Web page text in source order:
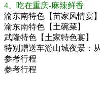
4、吃在重庆-麻辣鲜香
渝东南特色【苗家风情宴】
渝东南特色【土碗菜】
武隆特色【土家特色宴】
特别赠送车游山城夜景：
参考行程
参考行程